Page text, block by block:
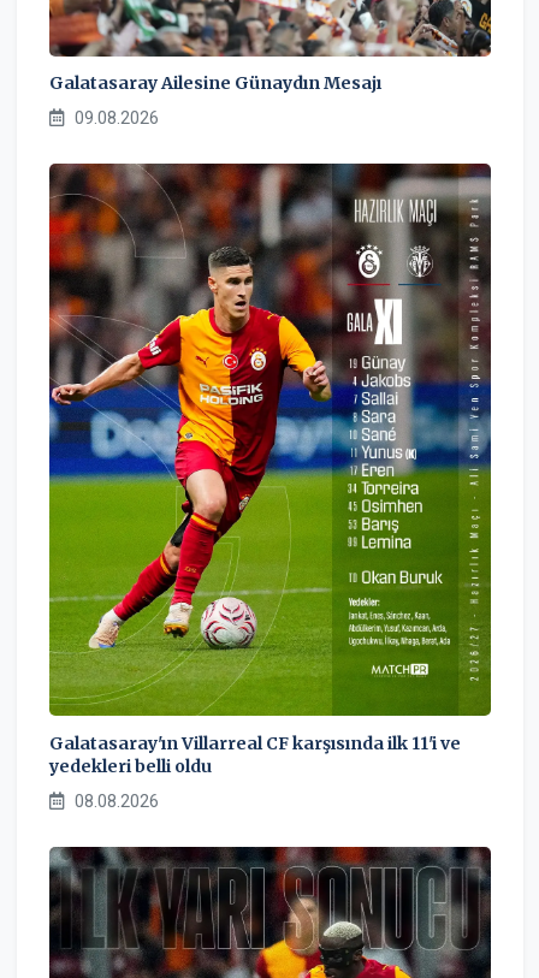
Galatasaray Ailesine Günaydın Mesajı
09.08.2026
Galatasaray'ın Villarreal CF karşısında ilk 11'i ve
yedekleri belli oldu
08.08.2026